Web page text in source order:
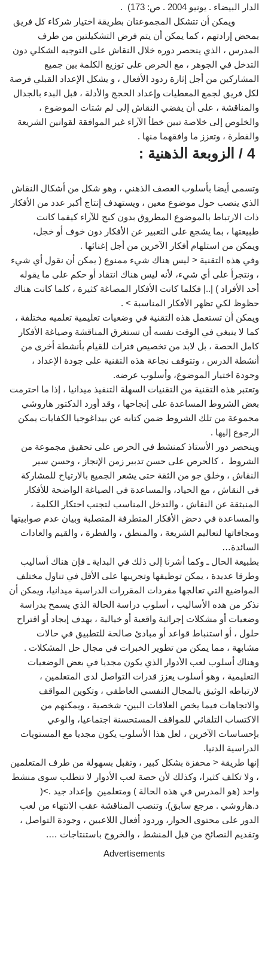
الدار البيضاء . يونيو 2004 . ص: 173) .
ويمكن أن تتشكل المجموعتان بطريقة اختيار شركاء كل فريق
بمحض إرادتهم ، كما يمكن أن يتم فرض التشكيلتين من طرف
المدرس ، الذي ينحصر دوره خلال النقاش على التوجيه الشكلي دون
التدخل في الجوهر ، مع الحرص على توزيع الكلمة بين جميع
المشاركين من أجل إثارة ردود الأفعال ، و يشكل الإعداد القبلي فرصة
لكل فريق لجمع المعطيات وإعداد الحجج والأدلة ، قبل البدء بالجدال
والمناقشة ، على أن يفضي النقاش إلى لم شتات الموضوع ،
والخلوص إلى خلاصة تبين خطأ الآراء غير الموافقة لقوانين الشريعة
والفطرة ، وتعزز ما وافقهما منها .
4 / الزوبعة الذهنية :
وتسمى أيضا بأسلوب العصف الذهني ، وهو شكل من أشكال النقاش
الذي ينصب حول موضوع معين ، ويستهدف إنتاج أكبر عدد من الأفكار
ذات الارتباط بالموضوع المطروق بدون كبح للآراء كيفما كانت
طبيعتها ، بما يشجع على التعبير عن الأفكار دون خوف أو خجل،
ويمكن من استلهام أفكار الآخرين من أجل إغنائها .
وفي هذه التقنية < ليس هناك شيء ممنوع ( يمكن أن نقول أي شيء
، ونتجرأ على أي شيء، لأنه ليس هناك انتقاد أو حكم على ما يقوله
أحد الأفراد ) |..| فكلما كانت الأفكار المصاغة كثيرة ، كلما كانت هناك
حظوظ لكي تظهر الأفكار المناسبة > .
ويمكن أن تستعمل هذه التقنية في وضعيات تعليمية تعلميه مختلفة ،
كما لا ينبغي في الوقت نفسه أن تستغرق المناقشة وصياغة الأفكار
كامل الحصة ، بل لابد من تخصيص فترات للقيام بأنشطة أخرى من
أنشطة الدرس ، وتتوقف نجاعة هذه التقنية على جودة الإعداد ،
وجودة اختيار الموضوع، وأسلوب عرضه.
وتعتبر هذه التقنية من التقنيات السهلة التنفيذ ميدانيا ، إذا ما احترمت
بعض الشروط المساعدة على إنجاحها ، وقد أورد الدكتور هاروشي
مجموعة من تلك الشروط ضمن كتابه عن بيداغوجيا الكفايات يمكن
الرجوع إليها .
وينحصر دور الأستاذ كمنشط في الحرص على تحقيق مجموعة من
الشروط ، كالحرص على حسن تدبير زمن الإنجاز ، وحسن سير
النقاش ، وخلق جو من الثقة حتى يشعر الجميع بالارتياح للمشاركة
في النقاش ، مع الحياد، والمساعدة في الصياغة الواضحة للأفكار
المنبثقة عن النقاش ، والتدخل المناسب لتجنب احتكار الكلمة ،
والمساعدة في دحض الأفكار المتطرفة المتصلبة وبيان عدم صوابيتها
ومجافاتها لتعاليم الشريعة ، والمنطق ، والفطرة ، والقيم والعادات
السائدة…
بطبيعة الحال ـ وكما أشرنا إلى ذلك في البداية ـ فإن هناك أساليب
وطرقا عديدة ، يمكن توظيفها وتجريبها على الأقل في تناول مختلف
المواضيع التي تعالجها مفردات المقررات الدراسية ميدانيا، ويمكن أن
نذكر من هده الأساليب ، أسلوب دراسة الحالة الذي يسمح بدراسة
وضعيات أو مشكلات إجرائية واقعية أو خيالية ، بهدف إيجاد أو اقتراح
حلول ، أو استنباط قواعد أو مبادئ صالحة للتطبيق في حالات
مشابهة ، مما يمكن من تطوير الخبرات في مجال حل المشكلات .
وهناك أسلوب لعب الأدوار الذي يكون مجديا في بعض الوضعيات
التعليمية ، وهو أسلوب يعزز قدرات التواصل لدى المتعلمين ،
لارتباطه الوثيق بالمجال النفسي العاطفي ، وتكوين المواقف
والاتجاهات فيما يخص العلاقات البين- شخصية ، ويمكنهم من
الاكتساب التلقائي للمواقف المستحسنة اجتماعيا، والوعي
بإحساسات الآخرين ، لعل هذا الأسلوب يكون مجديا مع المستويات
الدراسية الدنيا.
إنها طريقة < محفزة بشكل كبير ، وتقبل بسهولة من طرف المتعلمين
، ولا تكلف كثيرا، وكذلك لأن حصة لعب الأدوار لا تتطلب سوى منشط
واحد (هو المدرس في هذه الحالة ) ومتعلمين وإعداد جيد .>(
د.هاروشي . مرجع سابق). وتنصب المناقشة عقب الانتهاء من لعب
الدور على محتوى الحوار، وردود أفعال اللاعبين ، وجودة التواصل ،
وتقديم النصائح من قبل المنشط ، والخروج باستنتاجات ….
Advertisements